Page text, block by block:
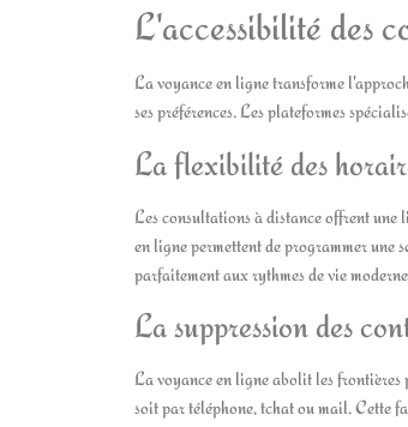
L'accessibilité des
La voyance en ligne transforme
ses préférences. Les plateformes
La flexibilité des
Les consultations à distance offrent
en ligne permettent de programmer une
parfaitement aux rythmes de vie
La suppression des
La voyance en ligne abolit les frontières
soit par téléphone, tchat ou mail. Cette